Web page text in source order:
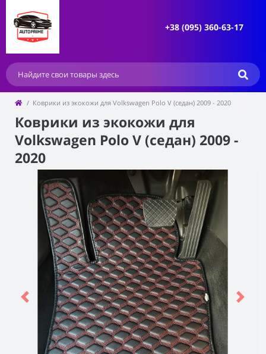
+38 (095) 360-63-17
Коврики из экокожи для Volkswagen Polo V (седан) 2009 - 2020
Коврики из экокожи для
Volkswagen Polo V (седан) 2009 -
2020
Previous Next